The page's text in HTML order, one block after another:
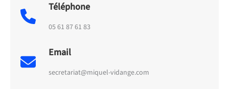
Téléphone
05 61 87 61 83
Email
secretariat@miquel-vidange.com